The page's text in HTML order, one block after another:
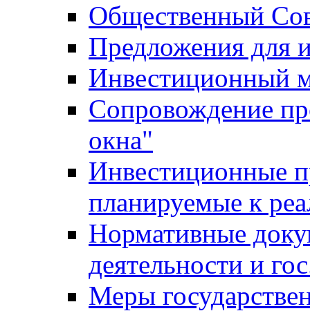
Общественный
Предложения для
Инвестиционный
Сопровождение
окна"
Инвестиционные
планируемые к
Нормативные
деятельности и
Меры